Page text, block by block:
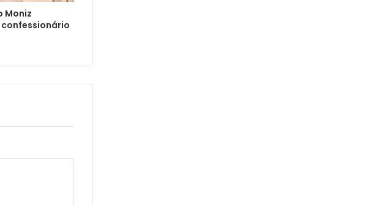
Moniz